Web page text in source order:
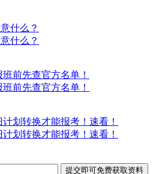
什么？
什么？
前先查官方名单！
前先查官方名单！
划转换才能报考！速看！
划转换才能报考！速看！